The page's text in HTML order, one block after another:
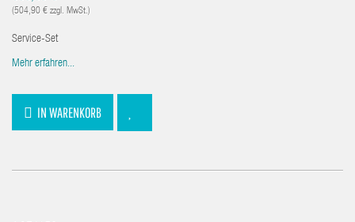
(504,90 € zzgl. MwSt.)
Service-Set
Mehr erfahren...
IN WARENKORB